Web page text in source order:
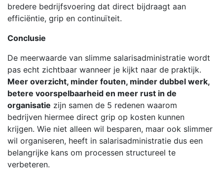
bredere bedrijfsvoering dat direct bijdraagt aan
efficiëntie, grip en continuïteit.
Conclusie
De meerwaarde van slimme salarisadministratie wordt
pas echt zichtbaar wanneer je kijkt naar de praktijk.
Meer overzicht, minder fouten, minder dubbel werk,
betere voorspelbaarheid en meer rust in de
organisatie zijn samen de 5 redenen waarom
bedrijven hiermee direct grip op kosten kunnen
krijgen. Wie niet alleen wil besparen, maar ook slimmer
wil organiseren, heeft in salarisadministratie dus een
belangrijke kans om processen structureel te
verbeteren.